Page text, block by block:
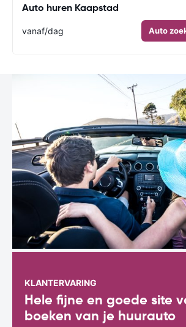
Auto huren Kaapstad
vanaf/dag Auto
KLANTERVARING
Hele fijne en goede site
boeken van je huurauto